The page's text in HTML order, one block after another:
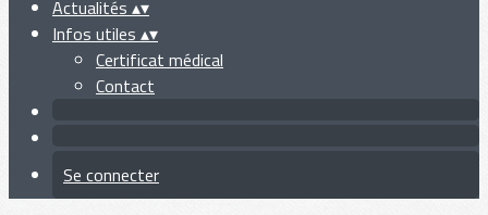
Actualités ▴▾
Infos utiles ▴▾
Certificat médical
Contact
Se connecter